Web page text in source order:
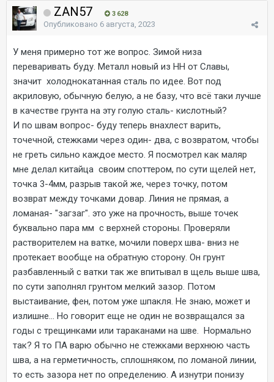
ZAN57 3 628
Опубликовано 6 августа, 2023
У меня примерно тот же вопрос. Зимой низа
переваривать буду. Металл новый из НН от Славы,
значит холоднокатанная сталь по идее. Вот под
акриловую, обычную белую, а не базу, что всё таки лучше
в качестве грунта на эту голую сталь- кислотный?
И по швам вопрос- буду теперь внахлест варить,
точечной, стежками через один- два, с возвратом, чтобы
не греть сильно каждое место. Я посмотрел как маляр
мне делал китайца своим споттером, по сути щелей нет,
точка 3-4мм, разрыв такой же, через точку, потом
возврат между точками довар. Линия не прямая, а
ломаная- "загзаг". это уже на прочность, выше точек
буквально пара мм с верхней стороны. Проверяли
растворителем на ватке, мочили поверх шва- вниз не
протекает вообще на обратную сторону. Он грунт
разбавленный с ватки так же впитывал в щель выше шва,
по сути заполнял грунтом мелкий зазор. Потом
выстаивание, фен, потом уже шпакля. Не знаю, может и
излишне... Но говорит еще не один не возвращался за
годы с трещинками или тараканами на шве. Нормально
так? Я то ПА варю обычно не стежками верхнюю часть
шва, а на герметичность, сплошняком, по ломаной линии,
то есть зазора нет по определению. А изнутри понизу